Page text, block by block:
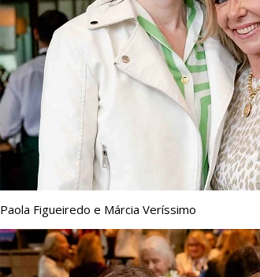
Paola Figueiredo e Márcia Veríssimo